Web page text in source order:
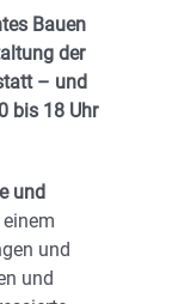
Bauen
der
– und
bis 18 Uhr
und
und
und